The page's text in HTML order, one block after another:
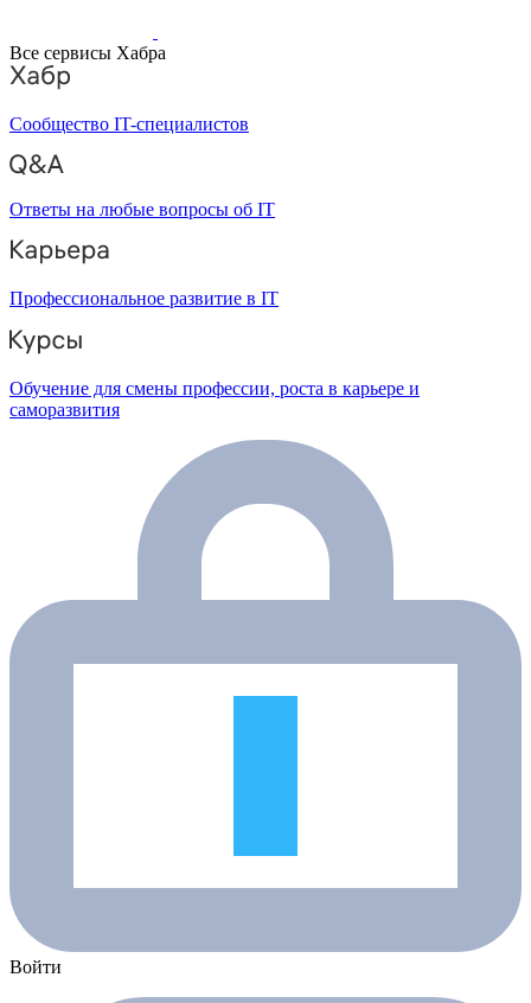
Все сервисы Хабра
Сообщество IT-специалистов
Ответы на любые вопросы об IT
Профессиональное развитие в IT
Обучение для смены профессии, роста в карьере и
саморазвития
Войти